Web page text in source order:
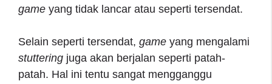
game yang tidak lancar atau seperti tersendat.
Selain seperti tersendat, game yang mengalami
stuttering juga akan berjalan seperti patah-
patah. Hal ini tentu sangat mengganggu